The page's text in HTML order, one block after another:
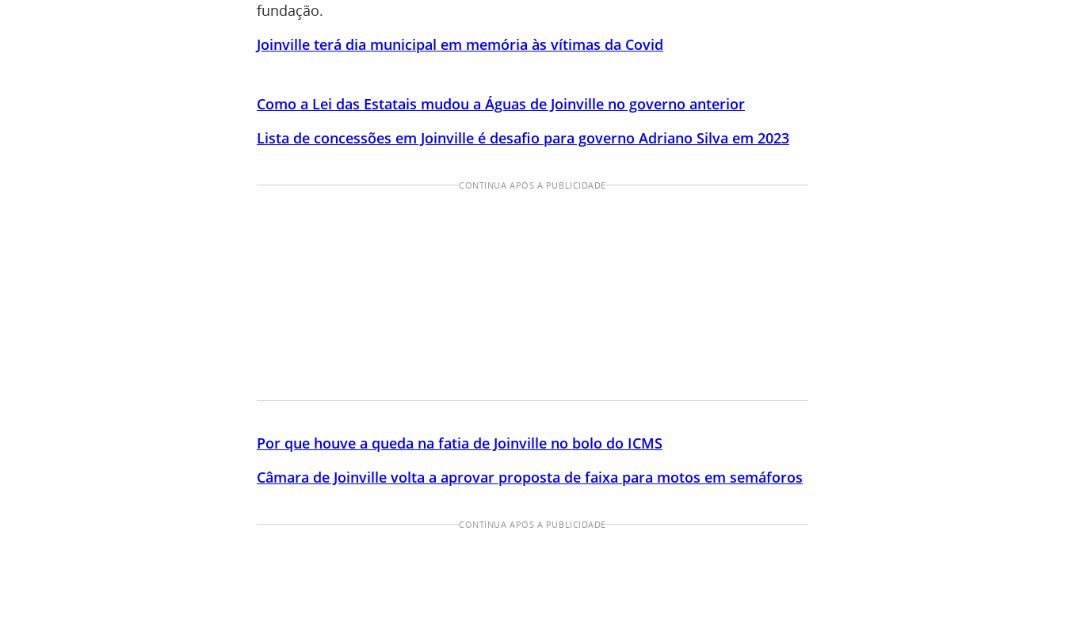
fundação.
Joinville terá dia municipal em memória às vítimas da Covid
Como a Lei das Estatais mudou a Águas de Joinville no governo anterior
Lista de concessões em Joinville é desafio para governo Adriano Silva em 2023
CONTINUA APÓS A PUBLICIDADE
Por que houve a queda na fatia de Joinville no bolo do ICMS
Câmara de Joinville volta a aprovar proposta de faixa para motos em semáforos
CONTINUA APÓS A PUBLICIDADE